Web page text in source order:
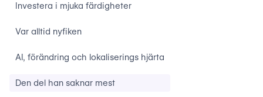
Investera i mjuka färdigheter
Var alltid nyfiken
AI, förändring och lokaliserings hjärta
Den del han saknar mest